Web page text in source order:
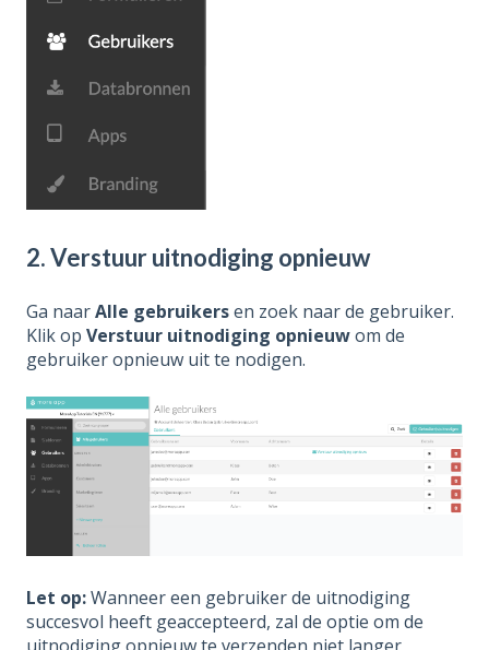
2. Verstuur uitnodiging opnieuw
Ga naarAlle gebruikersen zoek naar de gebruiker.
Klik op Verstuur uitnodiging opnieuwom de
gebruiker opnieuw uit te nodigen.
Let op:Wanneer een gebruiker de uitnodiging
succesvol heeft geaccepteerd, zal de optie om de